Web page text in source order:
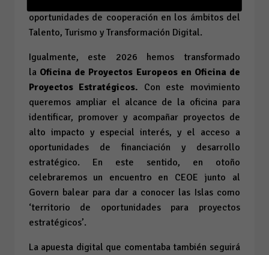
oportunidades de cooperación en los ámbitos del
Talento, Turismo y Transformación Digital.
Igualmente, este 2026 hemos transformado
la Oficina de Proyectos Europeos en Oficina de
Proyectos Estratégicos. Con este movimiento
queremos ampliar el alcance de la oficina para
identificar, promover y acompañar proyectos de
alto impacto y especial interés, y el acceso a
oportunidades de financiación y desarrollo
estratégico. En este sentido, en otoño
celebraremos un encuentro en CEOE junto al
Govern balear para dar a conocer las Islas como
‘territorio de oportunidades para proyectos
estratégicos’.
La apuesta digital que comentaba también seguirá